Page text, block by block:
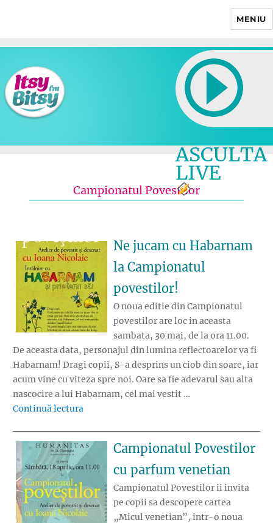
MENIU
ASCULTA
LIVE
Campionatul Povestilor
Ne jucam cu Habarnam
la Campionatul
povestilor!
O noua editie din Campionatul
povestilor are loc in aceasta
sambata, 30 mai, de la ora 11.00.
De aceasta data, personajul din lumina reflectoarelor va fi
Habarnam! Dragi copii, S-a desprins un ciob din soare, iar
acum vine cu viteza spre noi. Oare sa fie adevarul sau alta
nascocire a lui Habarnam, cel mai vestit …
Continuă lectura
Campionatul Povestilor
cu parfum venetian
Campionatul Povestilor ii invita
pe copii sa descopere cartea
„Micul venetian”, intr-o noua